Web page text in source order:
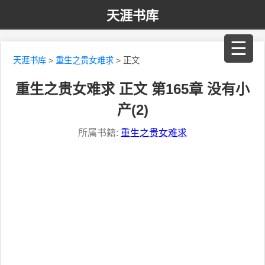
天涯书库
☰
天涯书库 >重生之贵女难求 > 正文
重生之贵女难求 正文 第165章 没有小
产(2)
所属书籍: 重生之贵女难求